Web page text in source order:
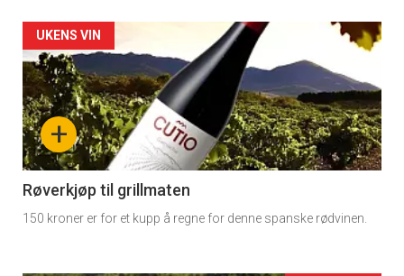
rett
2Artikler
detail
-
section
11
Ukens
vin
+
UKENS VIN
Røverkjøp til grillmaten
150 kroner er for et kupp å regne for denne spanske rødvinen.